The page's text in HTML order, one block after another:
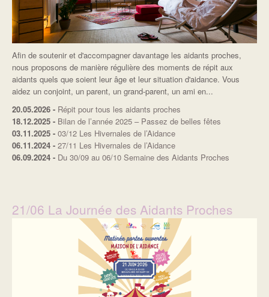
Afin de soutenir et d'accompagner davantage les aidants proches,
nous proposons de manière régulière des moments de répit aux
aidants quels que soient leur âge et leur situation d'aidance. Vous
aidez un conjoint, un parent, un grand-parent, un ami en...
20.05.2026 - Répit pour tous les aidants proches
18.12.2025 - Bilan de l’année 2025 – Passez de belles fêtes
03.11.2025 - 03/12 Les Hivernales de l’Aidance
06.11.2024 - 27/11 Les Hivernales de l’Aidance
06.09.2024 - Du 30/09 au 06/10 Semaine des Aidants Proches
21/06 La Journée des Aidants Proches